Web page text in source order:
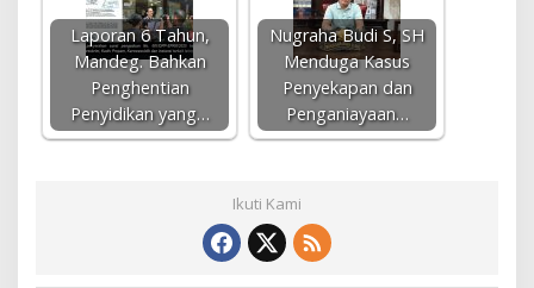
Laporan 6 Tahun,
Mandeg. Bahkan
Penghentian
Penyidikan yang…
Nugraha Budi S, SH
Menduga Kasus
Penyekapan dan
Penganiayaan…
Ikuti Kami